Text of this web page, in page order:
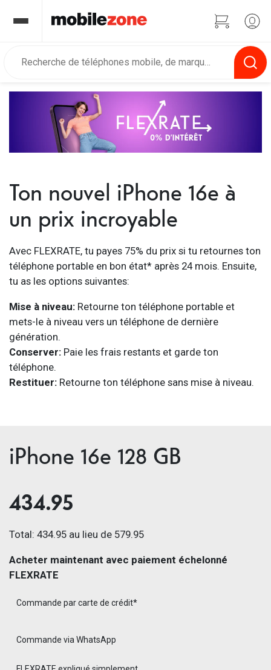
Ton nouvel iPhone 16e à
un prix incroyable
Avec FLEXRATE, tu payes 75% du prix si tu retournes ton
téléphone portable en bon état* après 24 mois. Ensuite,
tu as les options suivantes:
Mise à niveau: Retourne ton téléphone portable et
mets-le à niveau vers un téléphone de dernière
génération.
Conserver: Paie les frais restants et garde ton
téléphone.
Restituer: Retourne ton téléphone sans mise à niveau.
iPhone 16e 128 GB
434.95
Total: 434.95 au lieu de 579.95
Acheter maintenant avec paiement échelonné
FLEXRATE
Commande par carte de crédit*
Commande via WhatsApp